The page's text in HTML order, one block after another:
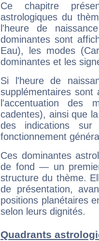
Ce chapitre
astrologiques du
l'heure de
dominantes sont
Eau), les modes
dominantes et les
Si l'heure de
supplémentaires sont
l'accentuation des
cadentes), ainsi que
des indications sur
fonctionnement
Ces dominantes
de fond — un
structure du thème.
de présentation,
positions planétaires
selon leurs dignités.
Quadrants